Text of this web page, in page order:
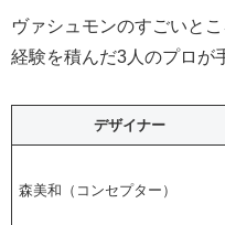
ヴァシュモンのすごいと
経験を積んだ3人のプロが
デザイナー
森美和（コンセプター）